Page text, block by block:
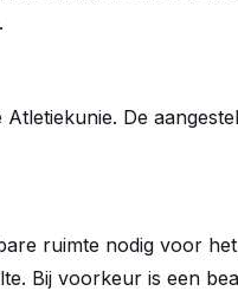
De
ruimte nodig voor
Bij voorkeur is een